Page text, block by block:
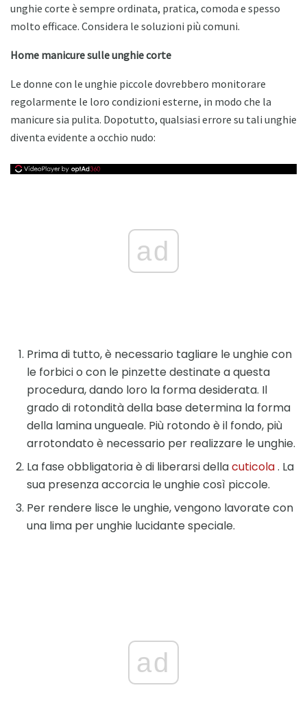
unghie corte è sempre ordinata, pratica, comoda e spesso
molto efficace. Considera le soluzioni più comuni.
Home manicure sulle unghie corte
Le donne con le unghie piccole dovrebbero monitorare
regolarmente le loro condizioni esterne, in modo che la
manicure sia pulita. Dopotutto, qualsiasi errore su tali unghie
diventa evidente a occhio nudo:
ad
Prima di tutto, è necessario tagliare le unghie con
le forbici o con le pinzette destinate a questa
procedura, dando loro la forma desiderata. Il
grado di rotondità della base determina la forma
della lamina ungueale. Più rotondo è il fondo, più
arrotondato è necessario per realizzare le unghie.
La fase obbligatoria è di liberarsi dellacuticola. La
sua presenza accorcia le unghie così piccole.
Per rendere lisce le unghie, vengono lavorate con
una lima per unghie lucidante speciale.
ad